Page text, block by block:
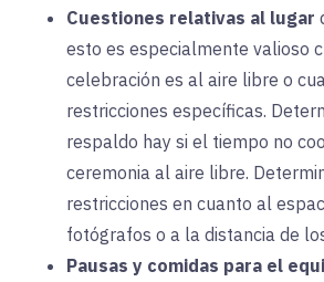
Cuestiones relativas al lugar
esto es especialmente valioso
celebración es al aire libre o
restricciones específicas.
respaldo hay si el tiempo no
ceremonia al aire libre.
restricciones en cuanto al
fotógrafos o a la distancia de
Pausas y comidas para el